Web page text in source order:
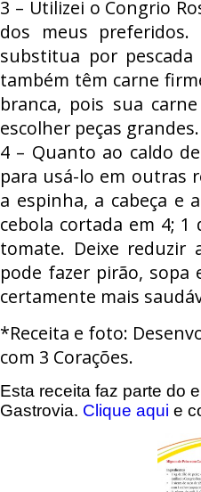
3 – Utilizei o Congrio
dos meus
substitua por
também têm carne
branca, pois sua
escolher peças grandes.
4 – Quanto ao caldo
para usá-lo em outras
a espinha, a cabeça e
cebola cortada em 4;
tomate. Deixe
pode fazer pirão, sopa
certamente mais
*Receita e foto:
com 3 Corações.
Esta receita faz parte do
Gastrovia. Clique aqui e